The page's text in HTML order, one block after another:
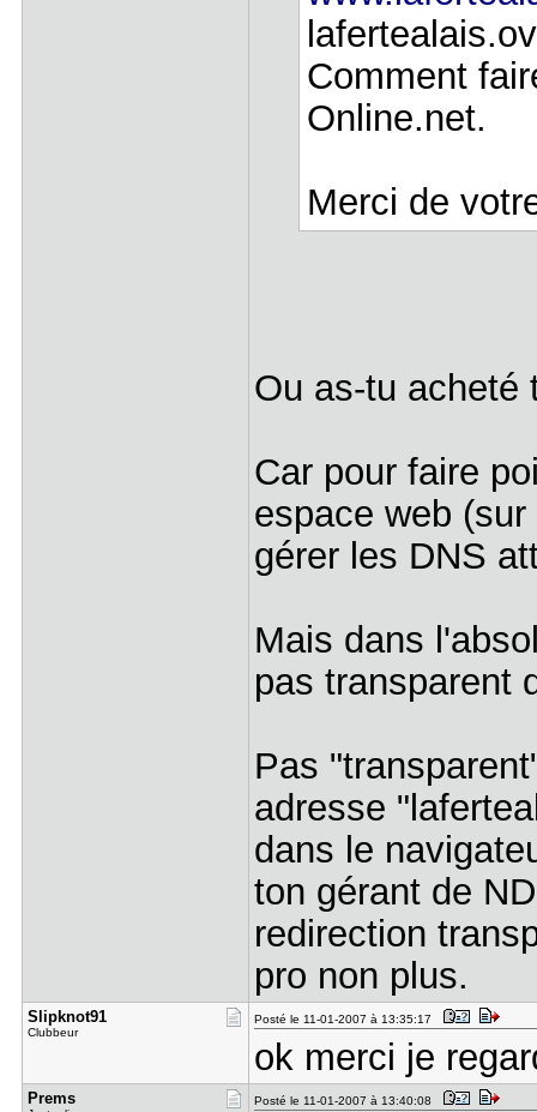
Comment
Online.net.
Merci de
Ou as-tu acheté
Car pour faire
espace web
gérer les DNS
Mais dans
pas transparent
Pas
adresse
dans le
ton gérant de
redirection
pro non plus.
Slipknot91
Clubbeur
Posté le 11-01-2007 à 13:35:17
ok merci je
Prems Posté le 11-01-2007 à 13:40:08